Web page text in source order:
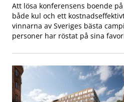
Att lösa konferensens boende
både kul och ett
vinnarna av Sveriges bästa
personer har röstat på sina